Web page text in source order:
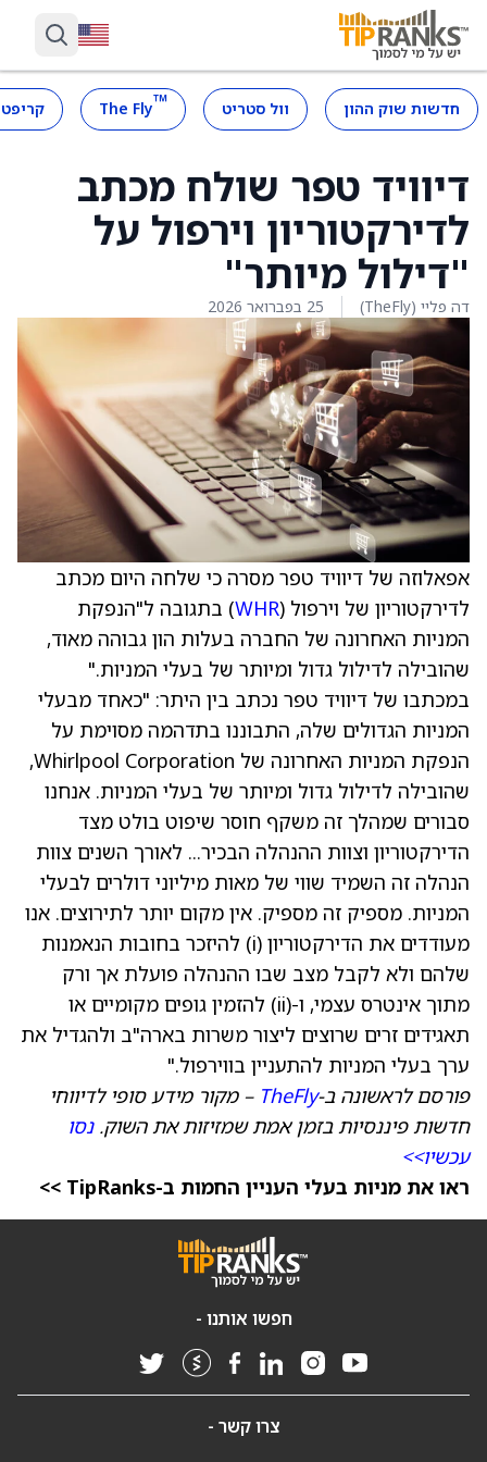
חדשות שוק ההון וול סטריט ™
The Fly
דיוויד טפר שולח מכתב
לדירקטוריון וירפול על
"דילול מיותר"
דה פליי (TheFly) 25 בפברואר 2026
אפאלוזה של דיוויד טפר מסרה כי שלחה היום מכתב
לדירקטוריון של וירפול (WHR) בתגובה ל"הנפקת
המניות האחרונה של החברה בעלות הון גבוהה מאוד,
שהובילה לדילול גדול ומיותר של בעלי המניות."
במכתבו של דיוויד טפר נכתב בין היתר: "כאחד מבעלי
המניות הגדולים שלה, התבוננו בתדהמה מסוימת על
הנפקת המניות האחרונה של Whirlpool Corporation,
שהובילה לדילול גדול ומיותר של בעלי המניות. אנחנו
סבורים שמהלך זה משקף חוסר שיפוט בולט מצד
הדירקטוריון וצוות ההנהלה הבכיר... לאורך השנים צוות
הנהלה זה השמיד שווי של מאות מיליוני דולרים לבעלי
המניות. מספיק זה מספיק. אין מקום יותר לתירוצים. אנו
מעודדים את הדירקטוריון (i) להיזכר בחובות הנאמנות
שלהם ולא לקבל מצב שבו ההנהלה פועלת אך ורק
מתוך אינטרס עצמי, ו-(ii) להזמין גופים מקומיים או
תאגידים זרים שרוצים ליצור משרות בארה"ב ולהגדיל את
ערך בעלי המניות להתעניין בווירפול."
פורסם לראשונה ב-TheFly – מקור מידע סופי לדיווחי
חדשות פיננסיות בזמן אמת שמזיזות את השוק.נסו
עכשיו>>
ראו את מניות בעלי העניין החמות ב-TipRanks >>
חפשו אותנו -
צרו קשר -